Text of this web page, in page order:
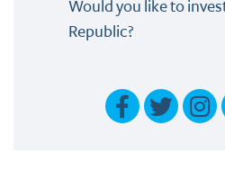
Would you like to
Republic?